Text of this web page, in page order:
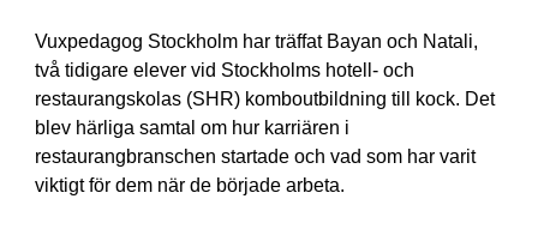
Vuxpedagog Stockholm har träffat Bayan och Natali,
två tidigare elever vid Stockholms hotell- och
restaurangskolas (SHR) komboutbildning till kock. Det
blev härliga samtal om hur karriären i
restaurangbranschen startade och vad som har varit
viktigt för dem när de började arbeta.